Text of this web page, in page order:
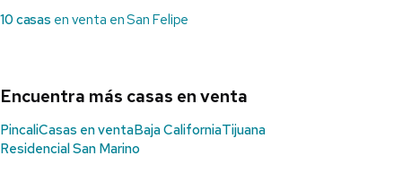
10 casas en venta en San Felipe
Encuentra más casas en venta
PincaliCasas en ventaBaja CaliforniaTijuana
Residencial San Marino